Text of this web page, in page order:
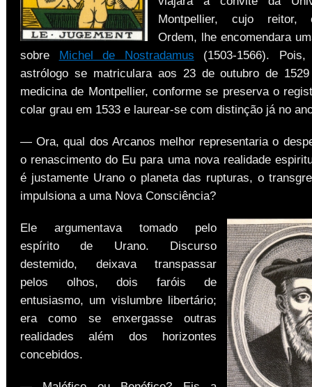
Montpellier, cujo reitor,
Ordem, lhe encomendara
sobre Michel de Nostradamus (1503-1566).
astrólogo se matriculara aos 23 de outubro de
medicina de Montpellier, conforme se preserva o
colar grau em 1533 e laurear-se com distinção já no
— Ora, qual dos Arcanos melhor representaria o
o renascimento do Eu para uma nova realidade
é justamente Urano o planeta das rupturas, o
impulsiona a uma Nova Consciência?
Ele argumentava tomado pelo
espírito de Urano. Discurso
destemido, deixava transpassar
pelos olhos, dois faróis de
entusiasmo, um vislumbre libertário;
era como se enxergasse outras
realidades além dos horizontes
concebidos.